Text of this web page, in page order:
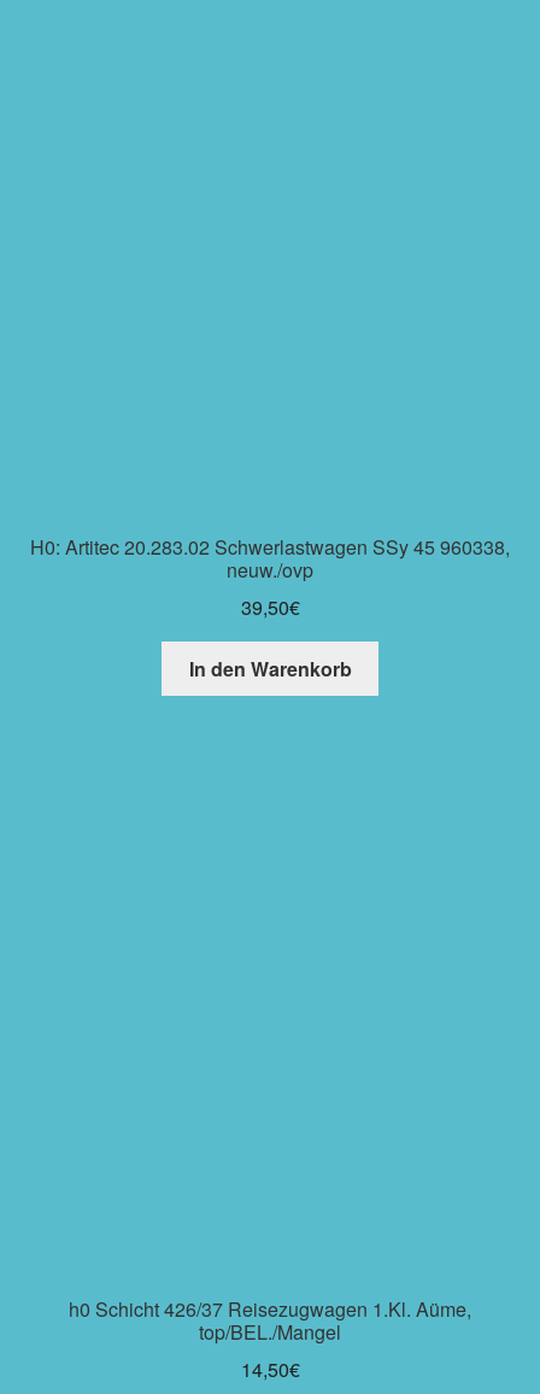
H0: Artitec 20.283.02 Schwerlastwagen SSy 45 960338,
neuw./ovp
39,50€
In den Warenkorb
h0 Schicht 426/37 Reisezugwagen 1.Kl. Aüme,
top/BEL./Mangel
14,50€